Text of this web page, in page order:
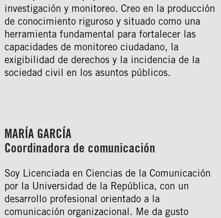
investigación y monitoreo. Creo en la producción
de conocimiento riguroso y situado como una
herramienta fundamental para fortalecer las
capacidades de monitoreo ciudadano, la
exigibilidad de derechos y la incidencia de la
sociedad civil en los asuntos públicos.
MARÍA GARCÍA
Coordinadora de comunicación
Soy Licenciada en Ciencias de la Comunicación
por la Universidad de la República, con un
desarrollo profesional orientado a la
comunicación organizacional. Me da gusto